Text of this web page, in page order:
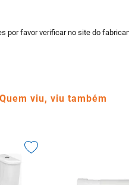
por favor verificar no site do
Quem viu, viu também